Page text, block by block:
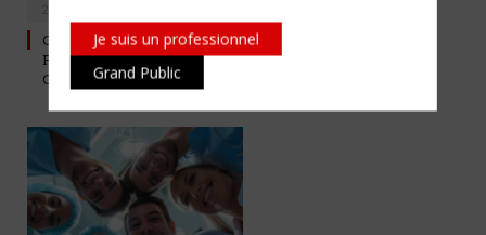
Je suis un professionnel
Grand Public
CONSTRUISEZ UNE IMAGE
FORTE POUR VOTRE
CABINET !